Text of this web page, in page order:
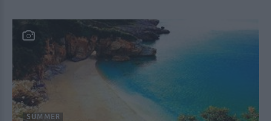
SUMMER